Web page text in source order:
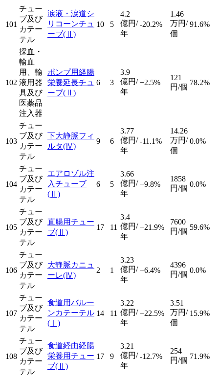
101
チュー
ブ及び
カテー
テル
涙液・涙道シ
リコーンチュ
ーブ(Ⅱ)
10 5
4.2
億円/
年
-20.2%
1.46
万円/
個
91.6%
102
採血・
輸血
用、輸
液用器
具及び
医薬品
注入器
ポンプ用経腸
栄養延長チュ
ーブ(Ⅱ)
6 3
3.9
億円/
年
+2.5%
121
円/個
78.2%
103
チュー
ブ及び
カテー
テル
下大静脈フィ
ルタ(Ⅳ)
9 6
3.77
億円/
年
-11.1%
14.26
万円/
個
0.0%
104
チュー
ブ及び
カテー
テル
エアロゾル注
入チューブ
(Ⅱ)
6 5
3.66
億円/
年
+9.8%
1858
円/個 0.0%
105
チュー
ブ及び
カテー
テル
直腸用チュー
ブ(Ⅱ)
17 11
3.4
億円/
年
+21.9%
7600
円/個 59.6%
106
チュー
ブ及び
カテー
テル
大静脈カニュ
ーレ(Ⅳ)
2 1
3.23
億円/
年
+6.4%
4396
円/個 0.0%
107
チュー
ブ及び
カテー
テル
食道用バルー
ンカテーテル
(Ⅰ)
14 11
3.22
億円/
年
+22.5%
3.51
万円/
個
15.9%
108
チュー
ブ及び
カテー
テル
食道経由経腸
栄養用チュー
ブ(Ⅱ)
17 9
3.21
億円/
年
-12.7%
254
円/個 71.9%